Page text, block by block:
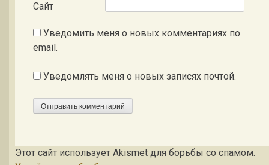
Сайт
Уведомить меня о новых комментариях по
email.
Уведомлять меня о новых записях почтой.
Этот сайт использует Akismet для борьбы со спамом.